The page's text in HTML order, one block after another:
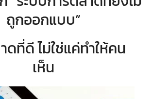
ถูกออกแบบ”
ดที่ดี ไม่ใช่แค่ทำให้คน
เห็น